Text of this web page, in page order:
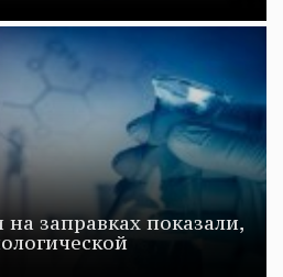
заправках показали,